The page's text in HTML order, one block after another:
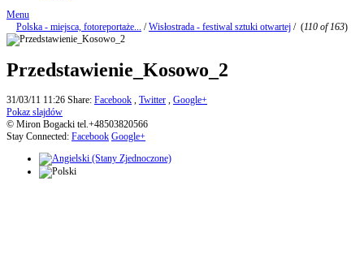
Menu
Polska - miejsca, fotoreportaże... /Wisłostrada - festiwal sztuki otwartej / (110 of 163)
Przedstawienie_Kosowo_2
31/03/11 11:26 Share: Facebook , Twitter , Google+
Pokaz slajdów
© Miron Bogacki tel.+48503820566
Stay Connected: Facebook Google+